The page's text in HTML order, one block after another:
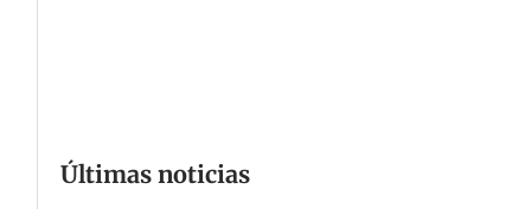
Últimas noticias